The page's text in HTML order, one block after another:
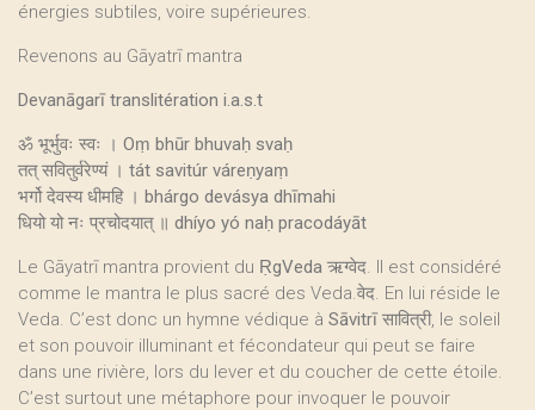
énergies subtiles, voire supérieures.
Revenons au Gāyatrī mantra
Devanāgarī translitération i.a.s.t
ॐ भूर्भुवः स्वः । Oṃ bhūr bhuvaḥ svaḥ
तत् सवितुर्वरेण्यं । tát savitúr váreṇyaṃ
भर्गो देवस्य धीमहि । bhárgo devásya dhīmahi
धियो यो नः प्रचोदयात् ॥ dhíyo yó naḥ pracodáyāt
Le Gāyatrī mantra provient du ṚgVeda ऋग्वेद. Il est considéré
comme le mantra le plus sacré des Veda.वेद. En lui réside le
Veda. C’est donc un hymne védique à Sāvitrīसावित्री, le soleil
et son pouvoir illuminant et fécondateur qui peut se faire
dans une rivière, lors du lever et du coucher de cette étoile.
C’est surtout une métaphore pour invoquer le pouvoir